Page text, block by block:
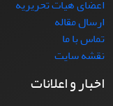
اعضای هیات تحریریه
ارسال مقاله
تماس با ما
نقشه سایت
اخبار و اعلانات